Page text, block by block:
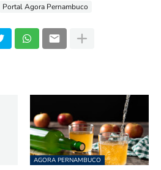
Portal Agora Pernambuco
AGORA PERNAMBUCO